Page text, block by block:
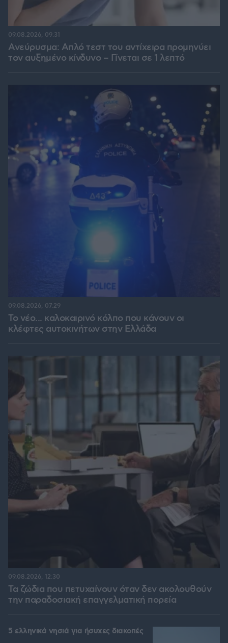
Ανεύρυσμα: Απλό τεστ του αντίχειρα προμηνύει
τον αυξημένο κίνδυνο – Γίνεται σε 1 λεπτό
09.08.2026, 09:31
Το νέο... καλοκαιρινό κόλπο που κάνουν οι
κλέφτες αυτοκινήτων στην Ελλάδα
09.08.2026, 07:29
Τα ζώδια που πετυχαίνουν όταν δεν ακολουθούν
την παραδοσιακή επαγγελματική πορεία
09.08.2026, 12:30
5 ελληνικά νησιά για ήσυχες διακοπές